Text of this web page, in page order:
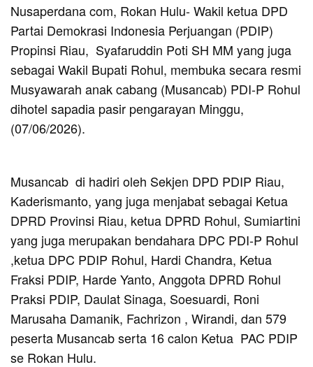
Nusaperdana com, Rokan Hulu- Wakil ketua DPD
Partai Demokrasi Indonesia Perjuangan (PDIP)
Propinsi Riau, Syafaruddin Poti SH MM yang juga
sebagai Wakil Bupati Rohul, membuka secara resmi
Musyawarah anak cabang (Musancab) PDI-P Rohul
dihotel sapadia pasir pengarayan Minggu,
(07/06/2026).
Musancab di hadiri oleh Sekjen DPD PDIP Riau,
Kaderismanto, yang juga menjabat sebagai Ketua
DPRD Provinsi Riau, ketua DPRD Rohul, Sumiartini
yang juga merupakan bendahara DPC PDI-P Rohul
,ketua DPC PDIP Rohul, Hardi Chandra, Ketua
Fraksi PDIP, Harde Yanto, Anggota DPRD Rohul
Praksi PDIP, Daulat Sinaga, Soesuardi, Roni
Marusaha Damanik, Fachrizon , Wirandi, dan 579
peserta Musancab serta 16 calon Ketua PAC PDIP
se Rokan Hulu.